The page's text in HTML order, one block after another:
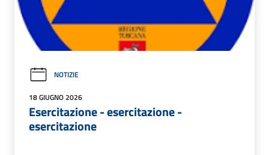
NOTIZIE
18 GIUGNO 2026
Esercitazione - esercitazione -
esercitazione